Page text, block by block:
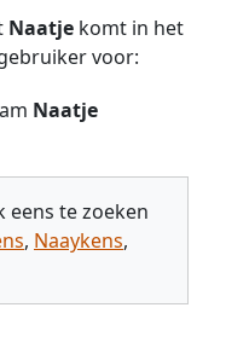
Naatje komt in het
voor:
Naatje
eens te zoeken
, Naaykens,